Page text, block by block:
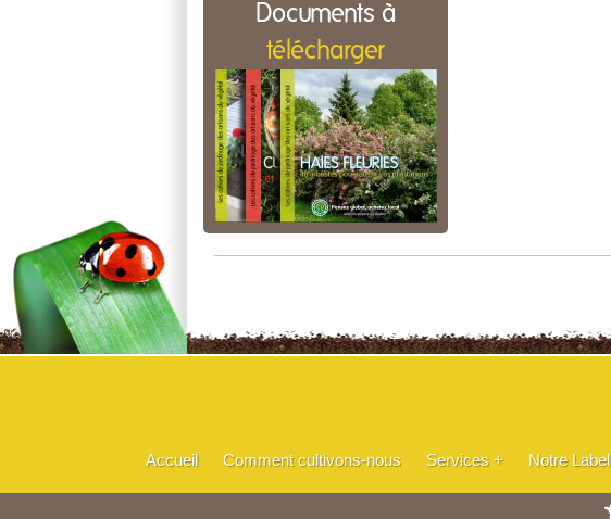
Documents à
télécharger
Accueil Comment cultivons-nous Services + Notre Label